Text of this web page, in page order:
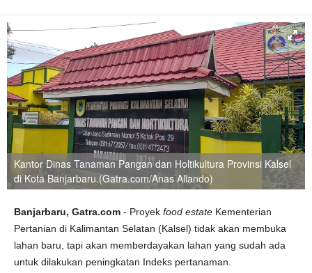
Kantor Dinas Tanaman Pangan dan Holtikultura Provinsi Kalsel
di Kota Banjarbaru.(Gatra.com/Anas Aliando)
Banjarbaru, Gatra.com - Proyek food estate Kementerian
Pertanian di Kalimantan Selatan (Kalsel) tidak akan membuka
lahan baru, tapi akan memberdayakan lahan yang sudah ada
untuk dilakukan peningkatan Indeks pertanaman.